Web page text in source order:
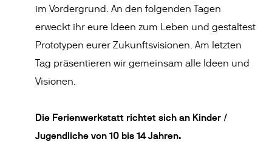
im Vordergrund. An den folgenden Tagen
erweckt ihr eure Ideen zum Leben und gestaltest
Prototypen eurer Zukunftsvisionen. Am letzten
Tag präsentieren wir gemeinsam alle Ideen und
Visionen.
Die Ferienwerkstatt richtet sich an Kinder /
Jugendliche von 10 bis 14 Jahren.